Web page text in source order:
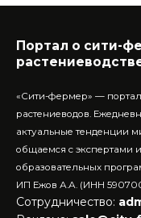
Портал о сити-
«Сити-фермер» —
растениеводов.
актуальные тенденции
общаемся с экспертами
образовательных
ИП Ежов А.А. (ИНН
Сотрудничество: